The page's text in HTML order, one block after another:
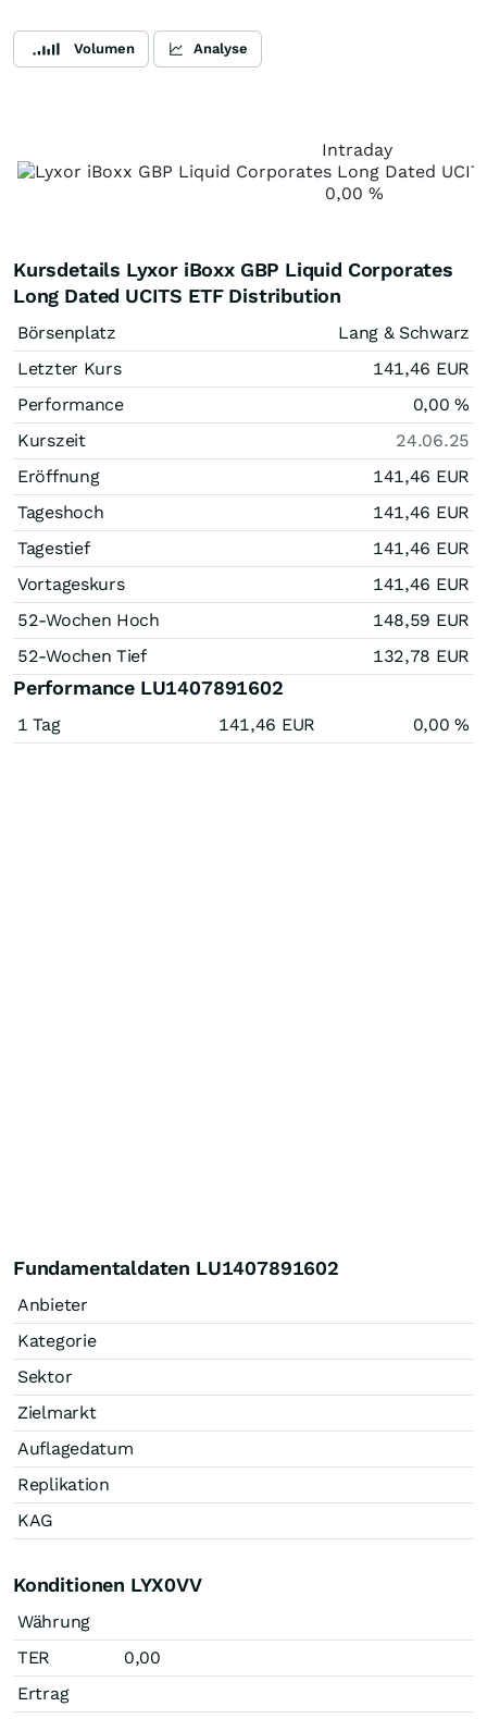
Volumen Analyse
Intraday
0,00 %
Kursdetails Lyxor iBoxx GBP Liquid Corporates
Long Dated UCITS ETF Distribution
Börsenplatz
Lang & Schwarz
Letzter Kurs
141,46 EUR
Performance
0,00%
Kurszeit
24.06.25
Eröffnung
141,46 EUR
Tageshoch
141,46 EUR
Tagestief
141,46 EUR
Vortageskurs
141,46 EUR
52-Wochen Hoch
148,59 EUR
52-Wochen Tief
132,78 EUR
Performance LU1407891602
1 Tag 141,46 EUR 0,00%
Fundamentaldaten LU1407891602
Anbieter
Kategorie
Sektor
Zielmarkt
Auflagedatum
Replikation
KAG
Konditionen LYX0VV
Währung
TER
0,00
Ertrag